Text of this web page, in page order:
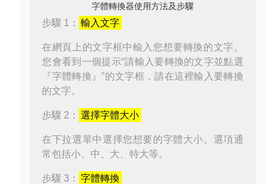
字體轉換器使用方法及步驟
步驟 1： 輸入文字
在網頁上的文字框中輸入您想要轉換的文字。
您會看到一個提示“請輸入要轉換的文字並點選
『字體轉換』”的文字框，請在這裡輸入要轉換
的文字。
步驟 2： 選擇字體大小
在下拉選單中選擇您想要的字體大小。選項通
常包括小、中、大、特大等。
步驟 3： 字體轉換